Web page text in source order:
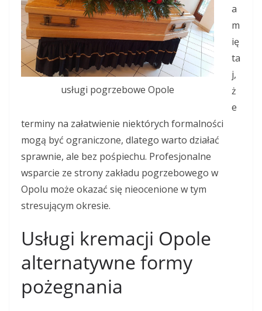
usługi pogrzebowe Opole
a
m
ię
ta
j,
ż
e
terminy na załatwienie niektórych formalności
mogą być ograniczone, dlatego warto działać
sprawnie, ale bez pośpiechu. Profesjonalne
wsparcie ze strony zakładu pogrzebowego w
Opolu może okazać się nieocenione w tym
stresującym okresie.
Usługi kremacji Opole
alternatywne formy
pożegnania